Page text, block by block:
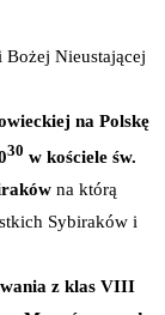
Bożej Nieustającej
na Polskę
30 w kościele św.
na którą
Sybiraków i
z klas VIII